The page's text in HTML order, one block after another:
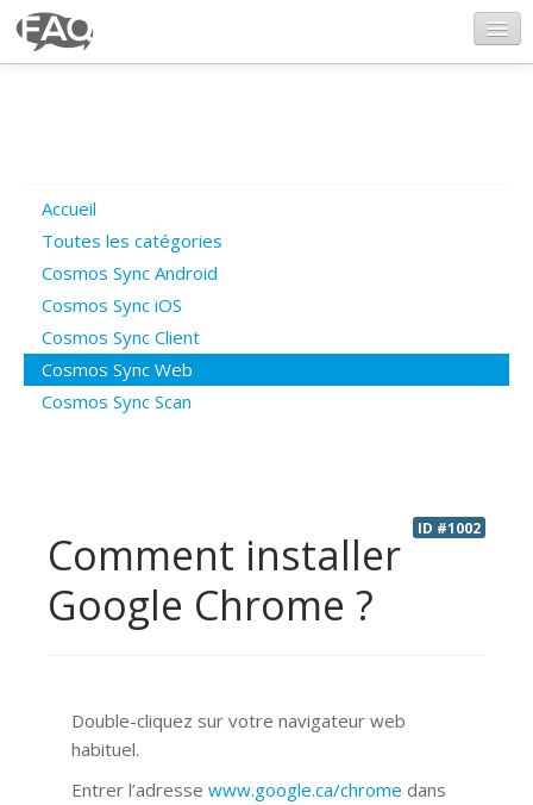
Poser une question
Questions ouvertes
Connexion
Accueil
Toutes les catégories
Cosmos Sync Android
Cosmos Sync iOS
Cosmos Sync Client
Cosmos Sync Web
Cosmos Sync Scan
ID #1002
Comment installer
Google Chrome ?
Double-cliquez sur votre navigateur web
habituel.
Entrer l’adresse www.google.ca/chrome dans